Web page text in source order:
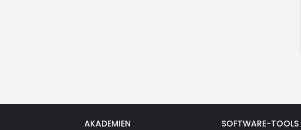
AKADEMIEN SOFTWARE-TOOLS